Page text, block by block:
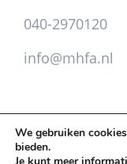
040-2970120
info@mhfa.nl
We gebruiken
bieden.